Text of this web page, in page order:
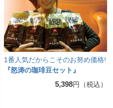
1番人気だからこそのお努め価格!
『怒涛の珈琲豆セット』
5,398円（税込）